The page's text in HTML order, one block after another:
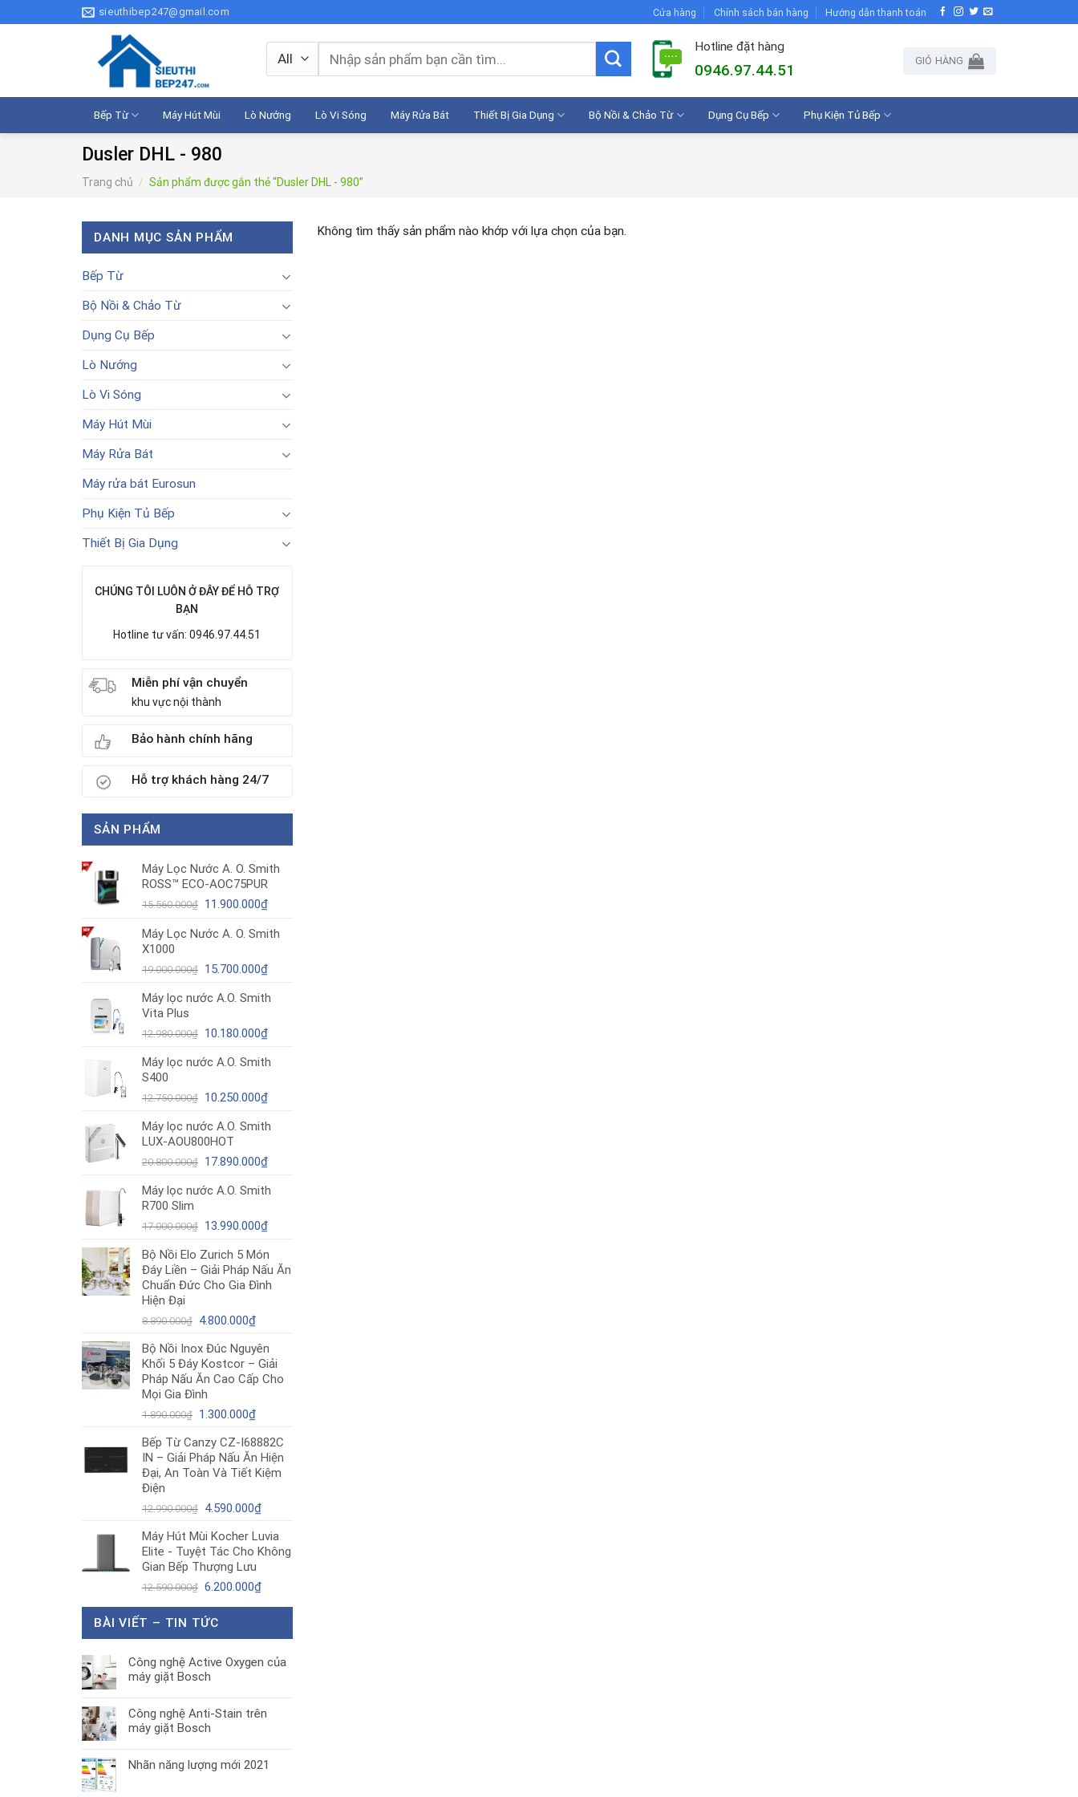
to
sieuthibep247@gmail.com Cửa hàng Chính sách bán hàng Hướng dẫn thanh toán
Tìm
kiếm:
Hotline đặt hàng
0946.97.44.51
GIỎ HÀNG
Bếp Từ Máy Hút Mùi Lò Nướng Lò Vi Sóng Máy Rửa Bát Thiết Bị Gia Dụng Bộ Nồi & Chảo Từ Dụng Cụ Bếp Phụ Kiện Tủ Bếp
Dusler DHL - 980
Trang chủ / Sản phẩm được gắn thẻ “Dusler DHL - 980”
DANH MỤC SẢN PHẨM
Bếp Từ
Bộ Nồi & Chảo Từ
Dụng Cụ Bếp
Lò Nướng
Lò Vi Sóng
Máy Hút Mùi
Máy Rửa Bát
Máy rửa bát Eurosun
Phụ Kiện Tủ Bếp
Thiết Bị Gia Dụng
CHÚNG TÔI LUÔN Ở ĐÂY ĐỂ HỖ TRỢ
BẠN
Hotline tư vấn: 0946.97.44.51
Miễn phí vận chuyển
khu vực nội thành
Bảo hành chính hãng
Hỗ trợ khách hàng 24/7
SẢN PHẨM
Máy Lọc Nước A. O. Smith
ROSS™ ECO-AOC75PUR
15.560.000₫ Giá
là:
11.900.000₫Giá
tại
11.900.000₫.
Máy Lọc Nước A. O. Smith
X1000
19.000.000₫ Giá
là:
15.700.000₫Giá
tại
15.700.000₫.
Máy lọc nước A.O. Smith
Vita Plus
12.980.000₫ Giá
là:
10.180.000₫Giá
tại
10.180.000₫.
Máy lọc nước A.O. Smith
S400
12.750.000₫ Giá
là:
12.750.000₫.
10.250.000₫Giá
tại
10.250.000₫.
Máy lọc nước A.O. Smith
LUX-AOU800HOT
20.800.000₫ Giá
là:
17.890.000₫Giá
tại
17.890.000₫.
Máy lọc nước A.O. Smith
R700 Slim
17.000.000₫ Giá
là:
17.000.000₫.
13.990.000₫Giá
tại
là:
13.990.000₫.
Bộ Nồi Elo Zurich 5 Món
Đáy Liền – Giải Pháp Nấu Ăn
Chuẩn Đức Cho Gia Đình
Hiện Đại
8.890.000₫ Giá
là:
8.890.000₫.
4.800.000₫Giá
tại
là:
4.800.000₫.
Bộ Nồi Inox Đúc Nguyên
Khối 5 Đáy Kostcor – Giải
Pháp Nấu Ăn Cao Cấp Cho
Mọi Gia Đình
1.890.000₫ Giá
là:
1.890.000₫.
1.300.000₫Giá
tại
là:
1.300.000₫.
Bếp Từ Canzy CZ-I68882C
IN – Giải Pháp Nấu Ăn Hiện
Đại, An Toàn Và Tiết Kiệm
Điện
12.990.000₫ Giá
là:
12.990.000₫.
4.590.000₫Giá
tại
là:
Máy Hút Mùi Kocher Luvia
Elite - Tuyệt Tác Cho Không
Gian Bếp Thượng Lưu
12.590.000₫ Giá
là:
6.200.000₫Giá
BÀI VIẾT – TIN TỨC
Công nghệ Active Oxygen của
máy giặt Bosch
Công nghệ Anti-Stain trên
máy giặt Bosch
Nhãn năng lượng mới 2021
Không tìm thấy sản phẩm nào khớp với lựa chọn của bạn.